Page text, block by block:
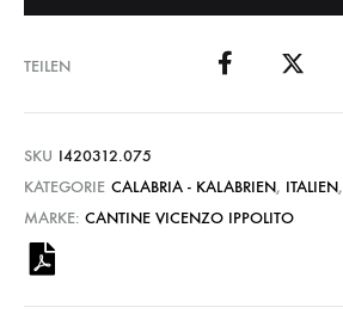
TEILEN
SKU I420312.075
KATEGORIE CALABRIA - KALABRIEN, ITALIEN,
MARKE: CANTINE VICENZO IPPOLITO